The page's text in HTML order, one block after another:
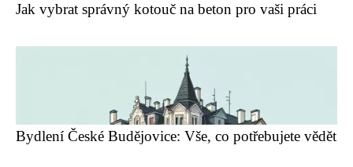
Jak vybrat správný kotouč na beton pro vaši práci
Bydlení České Budějovice: Vše, co potřebujete vědět